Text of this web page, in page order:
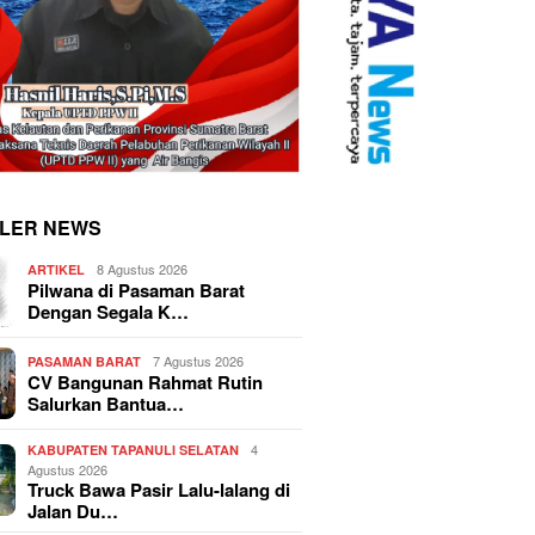
NEWS
ARTIKEL 8 Agustus 2026
Pilwana di Pasaman Barat
Dengan Segala K…
PASAMAN BARAT 7 Agustus 2026
CV Bangunan Rahmat Rutin
Salurkan Bantua…
KABUPATEN TAPANULI SELATAN
4
Agustus 2026
Truck Bawa Pasir Lalu-lalang di
Jalan Du…